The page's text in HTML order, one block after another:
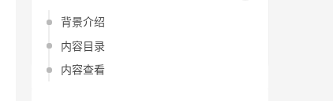
背景介绍
内容目录
内容查看